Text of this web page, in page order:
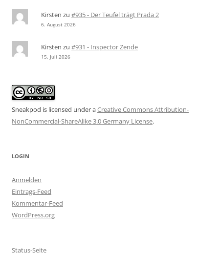
Kirsten zu #935 - Der Teufel trägt Prada 2
6. August 2026
Kirsten zu #931 - Inspector Zende
15. Juli 2026
Sneakpod is licensed under aCreative Commons Attribution-
NonCommercial-ShareAlike 3.0 Germany License.
LOGIN
Anmelden
Eintrags-Feed
Kommentar-Feed
WordPress.org
Status-Seite